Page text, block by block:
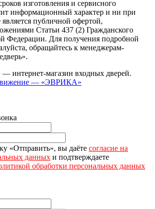
изготовления и сервисного
информационный характер и ни при
публичной офертой,
Статьи 437 (2) Гражданского
Федерации. Для получения подробной
обращайтесь к менеджерам-
интернет-магазин входных дверей.
— «ЭВРИКА»
«Отправить», вы даёте согласие на
данных и подтверждаете
обработки персональных данных